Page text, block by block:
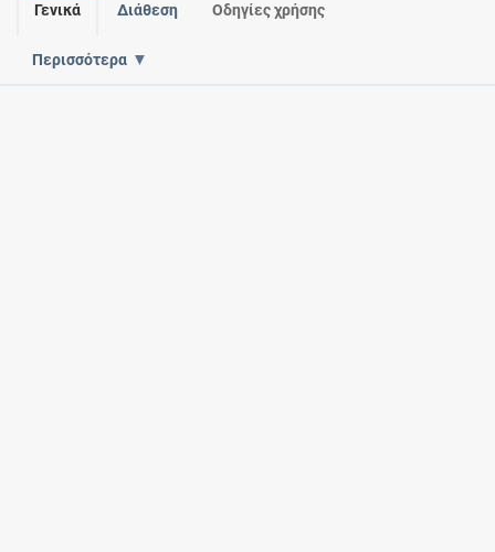
Γενικά Διάθεση Οδηγίες χρήσης
Περισσότερα